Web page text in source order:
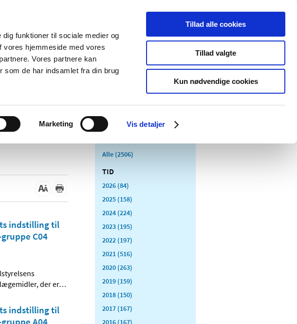
funktioner til sociale medier og
vores hjemmeside med vores
Vores partnere kan
som de har indsamlet fra din brug
Marketing Vis detaljer
Tillad alle cookies
Tillad valgte
Kun nødvendige cookies
Om os Kontakt Udgivelser
og salg af
Medicinsk
Særlige
produktområder
indstilling til
C04
der er…
indstilling til
Alle (2506)
TID
2026 (84)
2025 (158)
2024 (224)
2023 (195)
2022 (197)
2021 (516)
2020 (263)
2019 (159)
2018 (150)
2017 (167)
2016 (167)